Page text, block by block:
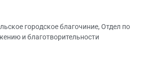
городское благочиние, Отдел по
и благотворительности